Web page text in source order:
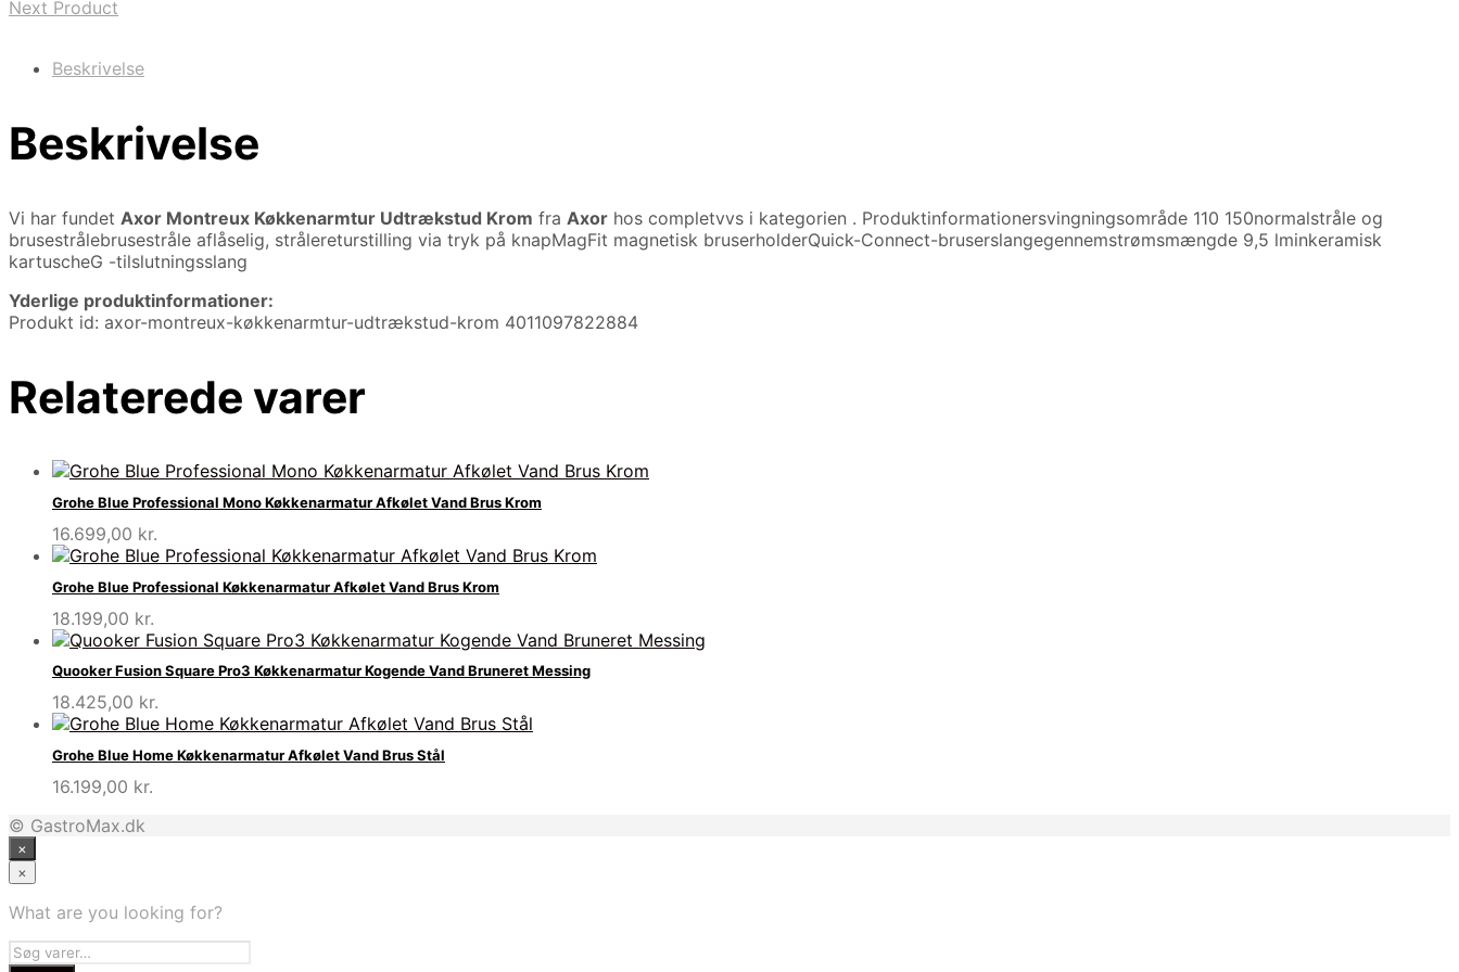
Next Product
Beskrivelse
Beskrivelse
Vi har fundet Axor Montreux Køkkenarmtur Udtrækstud Krom fra Axor hos completvvs i kategorien . Produktinformationersvingningsområde 110 150normalstråle og
brusestrålebrusestråle aflåselig, strålereturstilling via tryk på knapMagFit magnetisk bruserholderQuick-Connect-bruserslangegennemstrømsmængde 9,5 lminkeramisk
kartuscheG -tilslutningsslang
Yderlige produktinformationer:
Produkt id: axor-montreux-køkkenarmtur-udtrækstud-krom 4011097822884
Relaterede varer
Grohe Blue Professional Mono Køkkenarmatur Afkølet Vand Brus Krom
16.699,00 kr.
Grohe Blue Professional Køkkenarmatur Afkølet Vand Brus Krom
18.199,00 kr.
Quooker Fusion Square Pro3 Køkkenarmatur Kogende Vand Bruneret Messing
18.425,00 kr.
Grohe Blue Home Køkkenarmatur Afkølet Vand Brus Stål
16.199,00 kr.
© GastroMax.dk
×
×
What are you looking for?